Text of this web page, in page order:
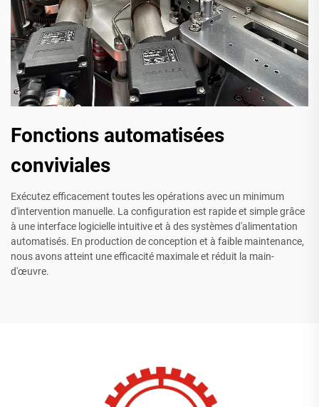
Fonctions automatisées
conviviales
Exécutez efficacement toutes les opérations avec un minimum
d'intervention manuelle. La configuration est rapide et simple grâce
à une interface logicielle intuitive et à des systèmes d'alimentation
automatisés. En production de conception et à faible maintenance,
nous avons atteint une efficacité maximale et réduit la main-
d'œuvre.